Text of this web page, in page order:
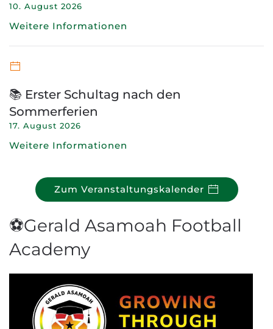
10. August 2026
Weitere Informationen
📚 Erster Schultag nach den
Sommerferien
17. August 2026
Weitere Informationen
Zum Veranstaltungskalender
⚽Gerald Asamoah Football
Academy